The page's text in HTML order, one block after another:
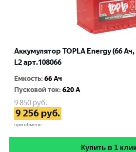
Аккумулятор TOPLA Energy (66
L2 арт.108066
Емкость:66 Ач
Пусковой ток:620 A
9 850руб.
9 256 руб.
при обмене
Купить в 1